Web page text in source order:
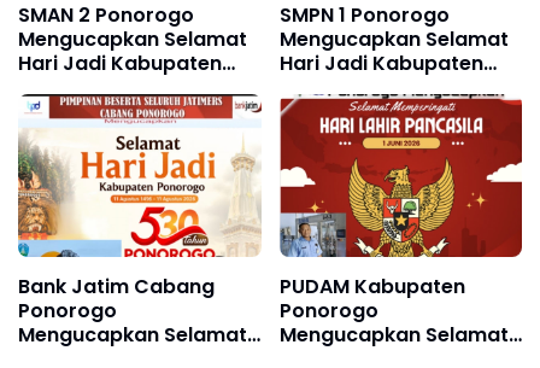
SMAN 2 Ponorogo
Mengucapkan Selamat
Hari Jadi Kabupaten
Ponorogo ke 530, 11
Agustus 1496 - 11
Agustus 2026
SMPN 1 Ponorogo
Mengucapkan Selamat
Hari Jadi Kabupaten
Ponorogo ke 530, 11
Agustus 1496 - 11
Agustus 2026
Bank Jatim Cabang
Ponorogo
Mengucapkan Selamat
PUDAM Kabupaten
Ponorogo
Mengucapkan Selamat